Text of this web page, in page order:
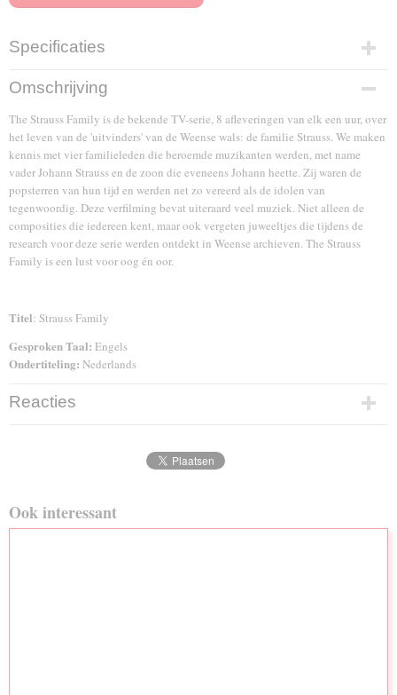
Specificaties
EAN code
8717344729529
Omschrijving
The Strauss Family is de bekende TV-serie, 8 afleveringen van elk een uur, over
het leven van de 'uitvinders' van de Weense wals: de familie Strauss. We maken
kennis met vier familieleden die beroemde muzikanten werden, met name
vader Johann Strauss en de zoon die eveneens Johann heette. Zij waren de
popsterren van hun tijd en werden net zo vereerd als de idolen van
tegenwoordig. Deze verfilming bevat uiteraard veel muziek. Niet alleen de
composities die iedereen kent, maar ook vergeten juweeltjes die tijdens de
research voor deze serie werden ontdekt in Weense archieven. The Strauss
Family is een lust voor oog én oor.
Titel: Strauss Family
Gesproken Taal: Engels
Ondertiteling: Nederlands
Reacties
Ook interessant